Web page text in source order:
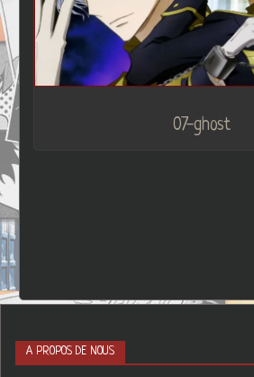
07-ghost
A PROPOS DE NOUS